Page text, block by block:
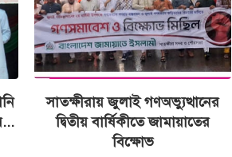
সাতক্ষীরায় জুলাই গণঅভ্যুত্থানের
দ্বিতীয় বার্ষিকীতে জামায়াতের
বিক্ষোভ